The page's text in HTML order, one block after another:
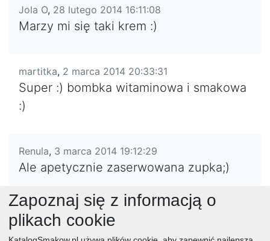
Jola O, 28 lutego 2014 16:11:08
Marzy mi się taki krem :)
martitka, 2 marca 2014 20:33:31
Super :) bombka witaminowa i smakowa
:)
Renula, 3 marca 2014 19:12:29
Ale apetycznie zaserwowana zupka;)
Agata 9 marca 2014 22:47:17
Z macą jeszcze nie próbowałam, a swoją
Zapoznaj się z informacją o
plikach cookie